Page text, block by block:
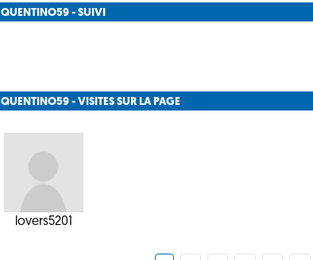
QUENTINO59 - SUIVI
QUENTINO59 - VISITES SUR LA PAGE
lovers5201